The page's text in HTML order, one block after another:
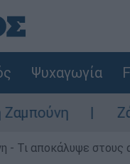
Ψυχαγωγία
Ζάκυνθος:
- Τι αποκάλυψε στους